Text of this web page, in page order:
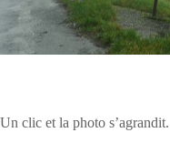
Un clic et la photo s’agrandit.